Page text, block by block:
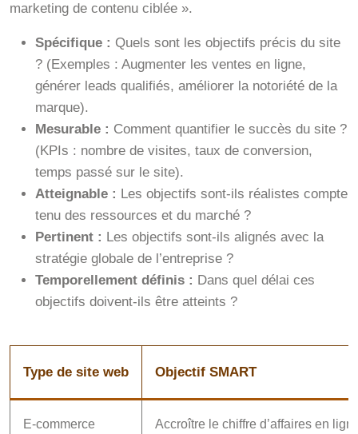
marketing de contenu ciblée ».
Spécifique : Quels sont les objectifs précis du site
? (Exemples : Augmenter les ventes en ligne,
générer leads qualifiés, améliorer la notoriété de la
marque).
Mesurable : Comment quantifier le succès du site ?
(KPIs : nombre de visites, taux de conversion,
temps passé sur le site).
Atteignable : Les objectifs sont-ils réalistes compte
tenu des ressources et du marché ?
Pertinent : Les objectifs sont-ils alignés avec la
stratégie globale de l’entreprise ?
Temporellement définis : Dans quel délai ces
objectifs doivent-ils être atteints ?
Type de site web Objectif SMART
E-commerce Accroître le chiffre d’affaires en